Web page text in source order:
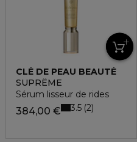
CLÉ DE PEAU BEAUTÉ
SUPRÊME
Sérum lisseur de rides
384,00 € 3.5 2